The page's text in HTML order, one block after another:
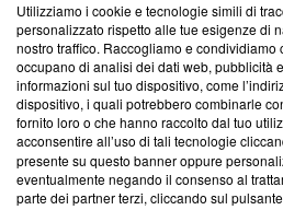
Questa sezione offre informazioni
News, sui nostri processi editoriali
creare news di qualità. Inoltre,
‘Trust Project - News with Integrity’
ancora membro del programma,
parte; Trust Project non ha ancora
conformità agli standard.
Su di noi
Utilizziamo i cookie e tecnologie simili di
personalizzato rispetto alle tue esigenze di
nostro traffico. Raccogliamo e condividiamo
occupano di analisi dei dati web, pubblicità
informazioni sul tuo dispositivo, come
dispositivo, i quali potrebbero combinarle
fornito loro o che hanno raccolto dal tuo
acconsentire all’uso di tali tecnologie
presente su questo banner oppure
eventualmente negando il consenso al
parte dei partner terzi, cliccando sul pulsante